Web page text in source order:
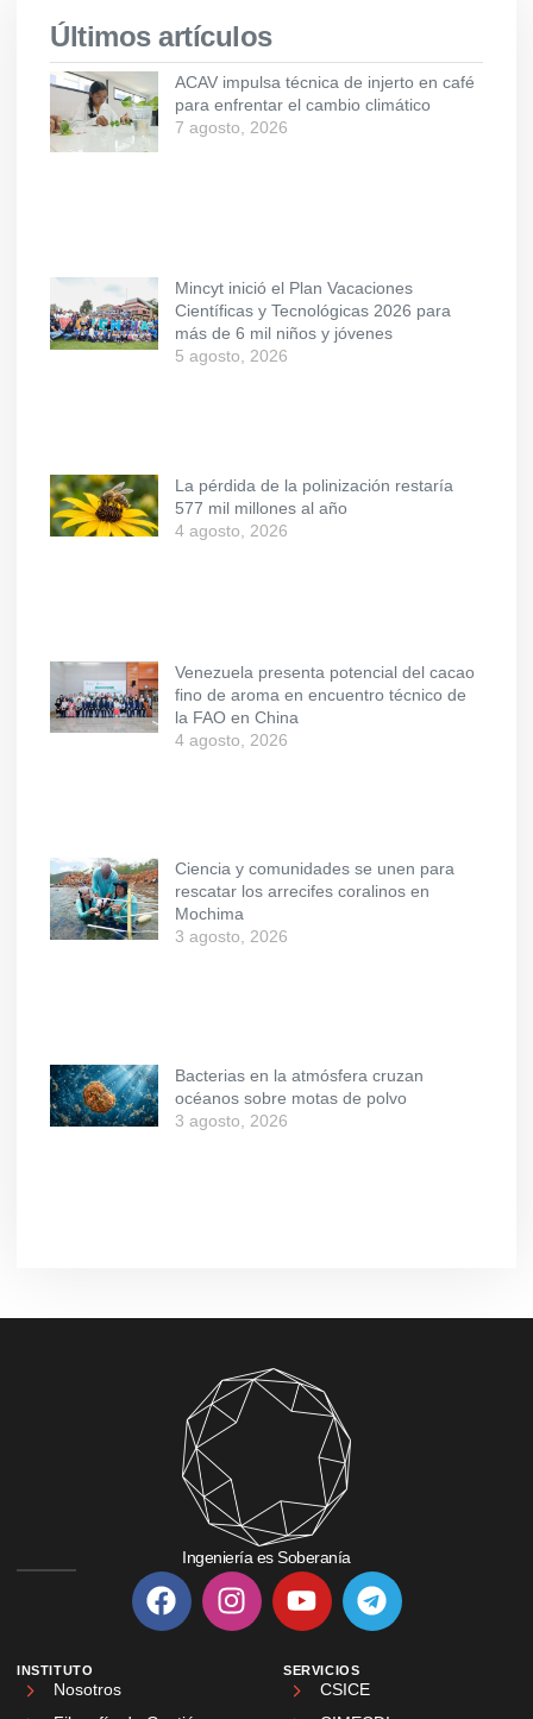
Últimos artículos
ACAV impulsa técnica de injerto en café
para enfrentar el cambio climático
7 agosto, 2026
Mincyt inició el Plan Vacaciones
Científicas y Tecnológicas 2026 para
más de 6 mil niños y jóvenes
5 agosto, 2026
La pérdida de la polinización restaría
577 mil millones al año
4 agosto, 2026
Venezuela presenta potencial del cacao
fino de aroma en encuentro técnico de
la FAO en China
4 agosto, 2026
Ciencia y comunidades se unen para
rescatar los arrecifes coralinos en
Mochima
3 agosto, 2026
Bacterias en la atmósfera cruzan
océanos sobre motas de polvo
3 agosto, 2026
Ingeniería es Soberanía
INSTITUTO
Nosotros
SERVICIOS
CSICE